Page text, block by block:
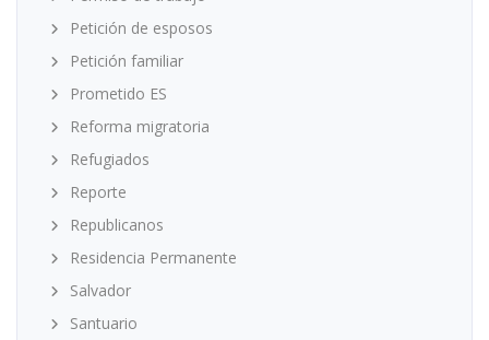
Petición de esposos
Petición familiar
Prometido ES
Reforma migratoria
Refugiados
Reporte
Republicanos
Residencia Permanente
Salvador
Santuario